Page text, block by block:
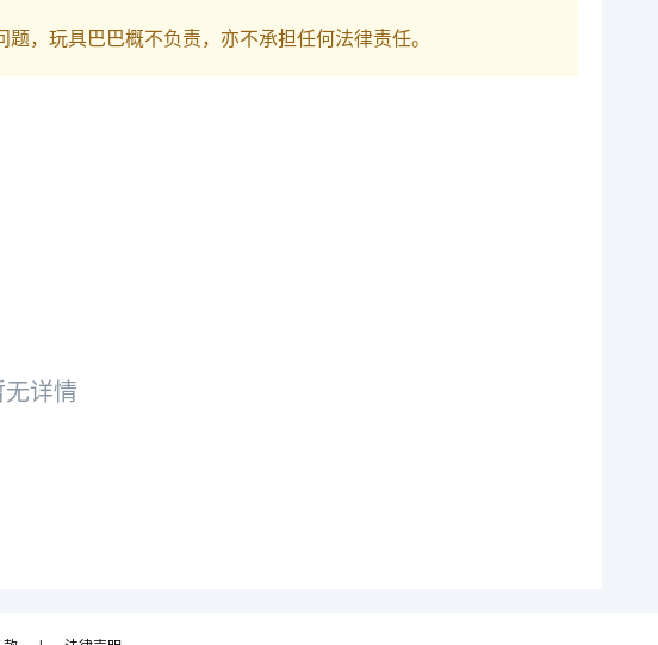
，玩具巴巴概不负责，亦不承担任何法律责任。
详情